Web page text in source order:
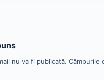
nu va fi publicată. Câmpurile